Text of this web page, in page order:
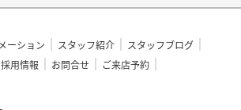
ーション スタッフ紹介
スタッフブログ
採用情報 お問合せ
ご来店予約